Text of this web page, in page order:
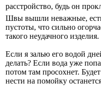
расстройство, будь он
Швы вышли неважные,
пустоты, что сильно
такого неудачного изделия.
Если я залью его водой
делать? Если вода уже
потом там просохнет.
нести на помойку